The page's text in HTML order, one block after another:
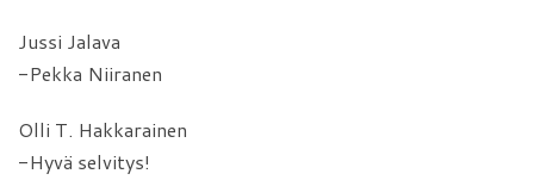
Jussi Jalava
-Pekka Niiranen
Olli T. Hakkarainen
-Hyvä selvitys!